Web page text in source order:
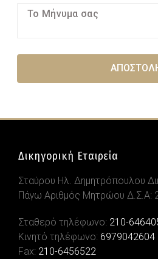
Δικηγορική Εταιρεία
Σταύρου Ηλ. Δημητρόπουλου
Πάγω Αριθμός Μητρώου Δ.Σ.Α:
Σταθερό τηλέφωνο: 210-
Κινητό τηλέφωνο: 6979042604
Fax: 210-6456522